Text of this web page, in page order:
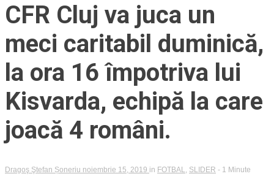
CFR Cluj va juca un
meci caritabil duminică,
la ora 16 împotriva lui
Kisvarda, echipă la care
joacă 4 români.
Dragoş Ştefan Șoneriu noiembrie 15, 2019 in FOTBAL SLIDER - 1 Minute